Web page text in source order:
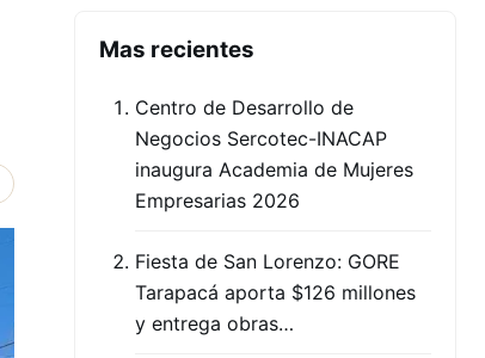
Mas recientes
Centro de Desarrollo de
Negocios Sercotec-INACAP
inaugura Academia de Mujeres
Empresarias 2026
Fiesta de San Lorenzo: GORE
Tarapacá aporta $126 millones
y entrega obras…